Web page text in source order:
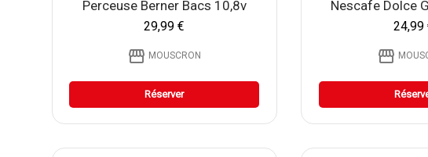
Perceuse Berner Bacs 10,8v
29,99 €
storefront MOUSCRON
Réserver
Nescafe Dolce
24,99
storefront